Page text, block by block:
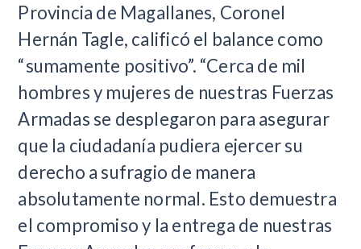
Provincia de Magallanes, Coronel
Hernán Tagle, calificó el balance como
“sumamente positivo”. “Cerca de mil
hombres y mujeres de nuestras Fuerzas
Armadas se desplegaron para asegurar
que la ciudadanía pudiera ejercer su
derecho a sufragio de manera
absolutamente normal. Esto demuestra
el compromiso y la entrega de nuestras